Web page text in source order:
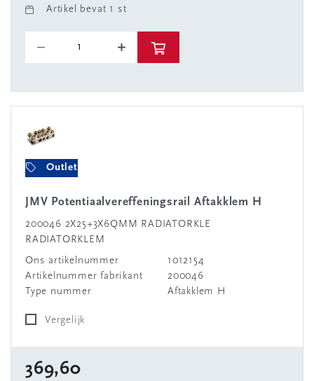
Artikel bevat 1 st
Outlet
JMV Potentiaalvereffeningsrail Aftakklem H
200046 2X25+3X6QMM RADIATORKLE
RADIATORKLEM
Ons artikelnummer
1012154
Artikelnummer fabrikant
200046
Type nummer
Aftakklem H
Vergelijk
369,60